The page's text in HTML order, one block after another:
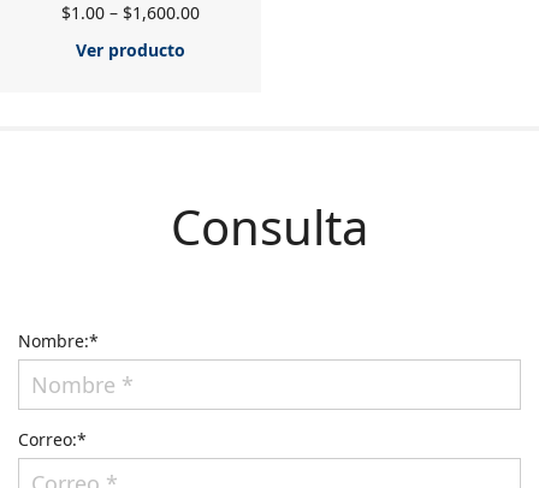
$1.00– $1,600.00
Ver producto
Consulta
Nombre:*
Correo:*